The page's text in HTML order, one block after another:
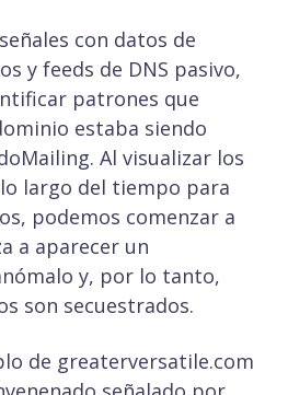
con datos de
y feeds de DNS pasivo,
patrones que
estaba siendo
Al visualizar los
largo del tiempo para
podemos comenzar a
a aparecer un
y, por lo tanto,
son secuestrados.
de greaterversatile.com